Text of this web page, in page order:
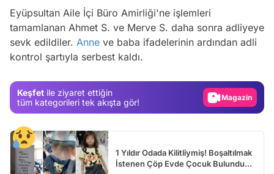
Eyüpsultan Aile İçi Büro Amirliği'ne işlemleri
tamamlanan Ahmet S. ve Merve S. daha sonra adliyeye
sevk edildiler. Anne ve baba ifadelerinin ardından adli
kontrol şartıyla serbest kaldı.
Keşfet ile ziyaret ettiğin
tüm kategorileri tek akışta gör!
Video
Magazin
1 Yıldır Odada Kilitliymiş! Boşaltılmak
İstenen Çöp Evde Çocuk Bulundu...